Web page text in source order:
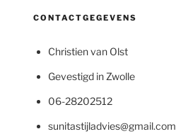
CONTACTGEGEVENS
Christien van Olst
Gevestigd in Zwolle
06-28202512
sunitastijladvies@gmail.com